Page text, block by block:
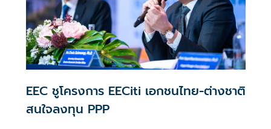
EEC ชูโครงการ EECiti เอกชนไทย-ต่างชาติ
สนใจลงทุน PPP